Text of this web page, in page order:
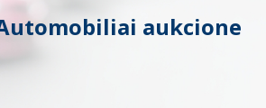
aukcione